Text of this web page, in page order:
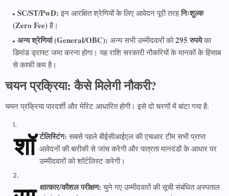
SC/ST/PwD: इन आरक्षित श्रेणियों के लिए आवेदन पूरी तरहनिःशुल्क
(Zero Fee)है।
अन्य श्रेणियां (General/OBC): अन्य सभी उम्मीदवारों को295 रुपयेका
डिमांड ड्राफ्ट जमा करना होगा। यह राशि सरकारी नौकरियों के मानकों के हिसाब
से काफी कम है।
चयन प्रक्रिया: कैसे मिलेगी नौकरी?
चयन प्रक्रिया पारदर्शी और मेरिट आधारित होगी। इसे दो चरणों में बांटा गया है:
शॉ र्टलिस्टिंग: सबसे पहले बीईसीआईएल की एचआर टीम सभी प्राप्त
आवेदनों की बारीकी से जांच करेगी और पात्रता मानदंडों के आधार पर
उम्मीदवारों को शॉर्टलिस्ट करेगी।
क्षात्कार/कौशल परीक्षण: चुने गए उम्मीदवारों की सूची संबंधित अस्पताल